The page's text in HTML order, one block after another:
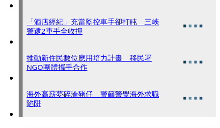
「酒店經紀」充當監控車手卻打盹 三峽
警逮2車手全收押
推動新住民數位應用培力計畫 移民署
NGO團體攜手合作
海外高薪夢碎淪豬仔 警籲警覺海外求職
陷阱